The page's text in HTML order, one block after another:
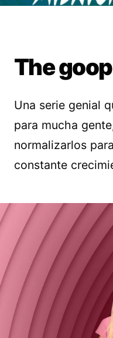
The
Una serie genial
para mucha
normalizarlos
constante